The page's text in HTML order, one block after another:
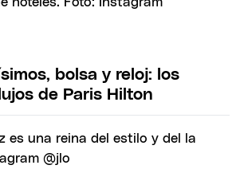
bolsa y reloj: los
de Paris Hilton